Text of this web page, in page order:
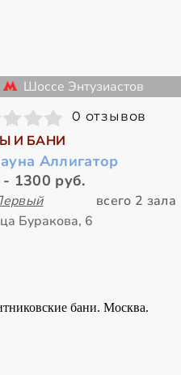
Шоссе Энтузиастов
0 отзывов
И БАНИ
Аллигатор
1300 руб.
всего 2 зала
Буракова, 6